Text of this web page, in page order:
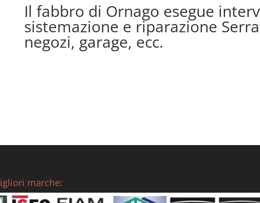
Il fabbro di Ornago esegue
sistemazione e riparazione
negozi, garage, ecc.
marche: